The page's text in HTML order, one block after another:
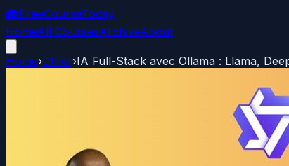
🎓FreeCourseToday
HomeAll CoursesArchiveAbout
Home›Other›IA Full-Stack avec Ollama : Llama,